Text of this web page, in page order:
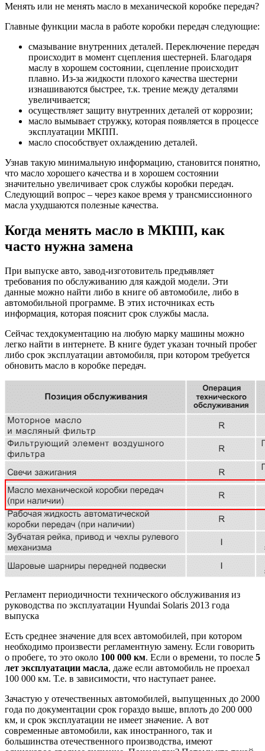
Менять или не менять масло в механической коробке передач?
Главные функции масла в работе коробки передач следующие:
смазывание внутренних деталей. Переключение передач
происходит в момент сцепления шестерней. Благодаря
маслу в хорошем состоянии, сцепление происходит
плавно. Из-за жидкости плохого качества шестерни
изнашиваются быстрее, т.к. трение между деталями
увеличивается;
осуществляет защиту внутренних деталей от коррозии;
масло вымывает стружку, которая появляется в процессе
эксплуатации МКПП.
масло способствует охлаждению деталей.
Узнав такую минимальную информацию, становится понятно,
что масло хорошего качества и в хорошем состоянии
значительно увеличивает срок службы коробки передач.
Следующий вопрос – через какое время у трансмиссионного
масла ухудшаются полезные качества.
Когда менять масло в МКПП, как
часто нужна замена
При выпуске авто, завод-изготовитель предъявляет
требования по обслуживанию для каждой модели. Эти
данные можно найти либо в книге об автомобиле, либо в
автомобильной программе. В этих источниках есть
информация, которая пояснит срок службы масла.
Сейчас техдокументацию на любую марку машины можно
легко найти в интернете. В книге будет указан точный пробег
либо срок эксплуатации автомобиля, при котором требуется
обновить масло в коробке передач.
Регламент периодичности технического обслуживания из
руководства по эксплуатации Hyundai Solaris 2013 года
выпуска
Есть среднее значение для всех автомобилей, при котором
необходимо произвести регламентную замену. Если говорить
о пробеге, то это около 100 000 км. Если о времени, то после 5
лет эксплуатации масла, даже если автомобиль не проехал
100 000 км. Т.е. в зависимости, что наступает ранее.
Зачастую у отечественных автомобилей, выпущенных до 2000
года по документации срок гораздо выше, вплоть до 200 000
км, и срок эксплуатации не имеет значение. А вот
современные автомобили, как иностранного, так и
большинства отечественного производства, имеют